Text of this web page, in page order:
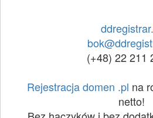
(+48) 22 211
Rejestracja domen .pl na
netto!